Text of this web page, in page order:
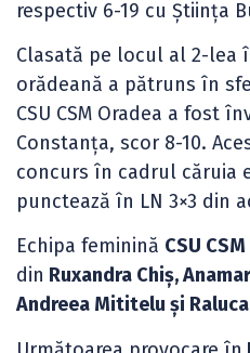
respectiv 6-19 cu Știința
Clasată pe locul al 2-lea
orădeană a pătruns în
CSU CSM Oradea a fost
Constanța, scor 8-10.
concurs în cadrul căruia
punctează în LN 3×3 din
Echipa feminină CSU
din Ruxandra Chiș,
Andreea Mititelu și